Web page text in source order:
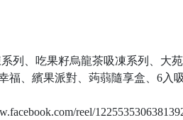
列、吃果籽烏龍茶吸凍系列、大
福、繽果派對、蒟蒻隨享盒、6入
reel/